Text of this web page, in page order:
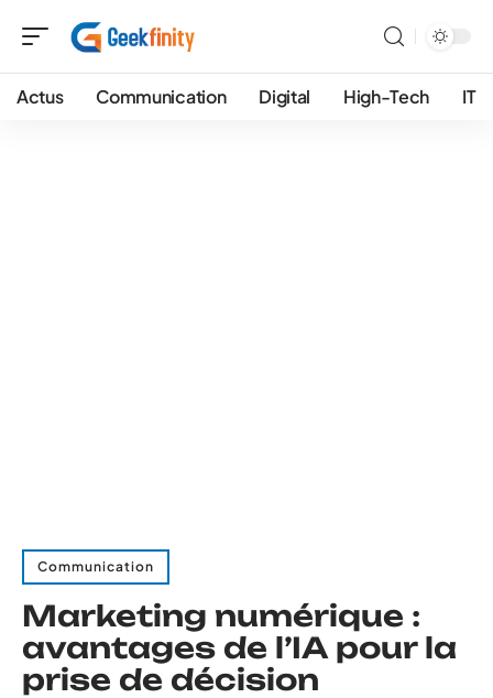
Actus Communication Digital High-Tech IT
Communication
Marketing numérique :
avantages de l’IA pour la
prise de décision